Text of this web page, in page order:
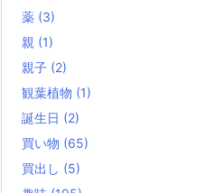
薬 (3)
親 (1)
親子 (2)
観葉植物 (1)
誕生日 (2)
買い物 (65)
買出し (5)